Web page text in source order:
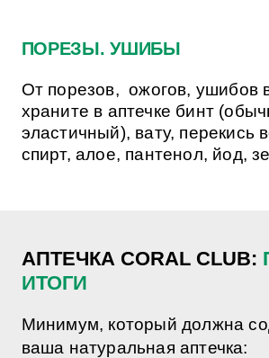
ПОРЕЗЫ. УШИБЫ
От порезов, ожогов, ушибов
храните в аптечке бинт
эластичный), вату, перекись
спирт, алое, пантенол, йод,
АПТЕЧКА CORAL CLUB:
ИТОГИ
Минимум, который должна
ваша натуральная аптечка: